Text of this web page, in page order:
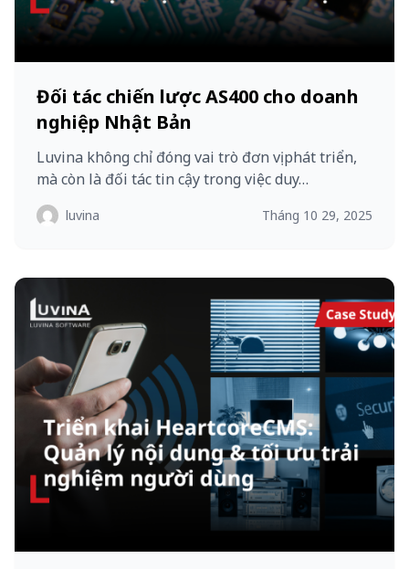
Đối tác chiến lược AS400 cho doanh
nghiệp Nhật Bản
Luvina không chỉ đóng vai trò đơn vị phát triển,
mà còn là đối tác tin cậy trong việc duy…
luvina Tháng 10 29, 2025